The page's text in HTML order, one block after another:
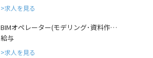
求人を見る
BIMオペレーター(モデリング･資料作…
給与
求人を見る